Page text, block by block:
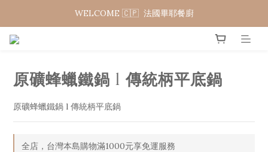
WELCOME 🇨🇵  法國畢耶餐廚
WELCOME 🇨🇵  法國畢耶餐廚
原礦蜂蠟鐵鍋 l 傳統柄平底鍋
原礦蜂蠟鐵鍋 l 傳統柄平底鍋
全店，台灣本島購物滿1000元享免運服務